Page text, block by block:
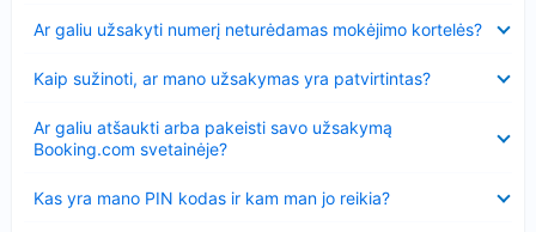
Ar galiu užsakyti numerį neturėdamas mokėjimo kortelės?
Kaip sužinoti, ar mano užsakymas yra patvirtintas?
Ar galiu atšaukti arba pakeisti savo užsakymą
Booking.com svetainėje?
Kas yra mano PIN kodas ir kam man jo reikia?